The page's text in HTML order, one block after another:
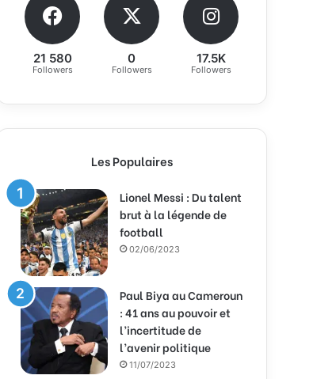
21 580
Followers
0
Followers
17.5K
Followers
Les Populaires
Lionel Messi : Du talent
brut à la légende de
football
02/06/2023
Paul Biya au Cameroun
: 41 ans au pouvoir et
l’incertitude de
l’avenir politique
11/07/2023